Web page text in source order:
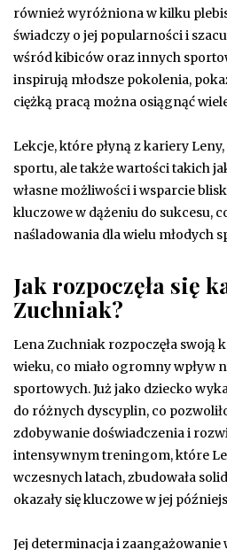
również wyróżniona w kilku
świadczy o jej popularności i
wśród kibiców oraz innych
inspirują młodsze pokolenia,
ciężką pracą można osiągnąć
Lekcje, które płyną z kariery
sportu, ale także wartości takich
własne możliwości i wsparcie
kluczowe w dążeniu do sukcesu,
naśladowania dla wielu młodych
Jak rozpoczęła się
Zuchniak?
Lena Zuchniak rozpoczęła swoją
wieku, co miało ogromny wpływ
sportowych. Już jako dziecko
do różnych dyscyplin, co
zdobywanie doświadczenia i
intensywnym treningom, które
wczesnych latach, zbudowała
okazały się kluczowe w jej
Jej determinacja i zaangażowanie